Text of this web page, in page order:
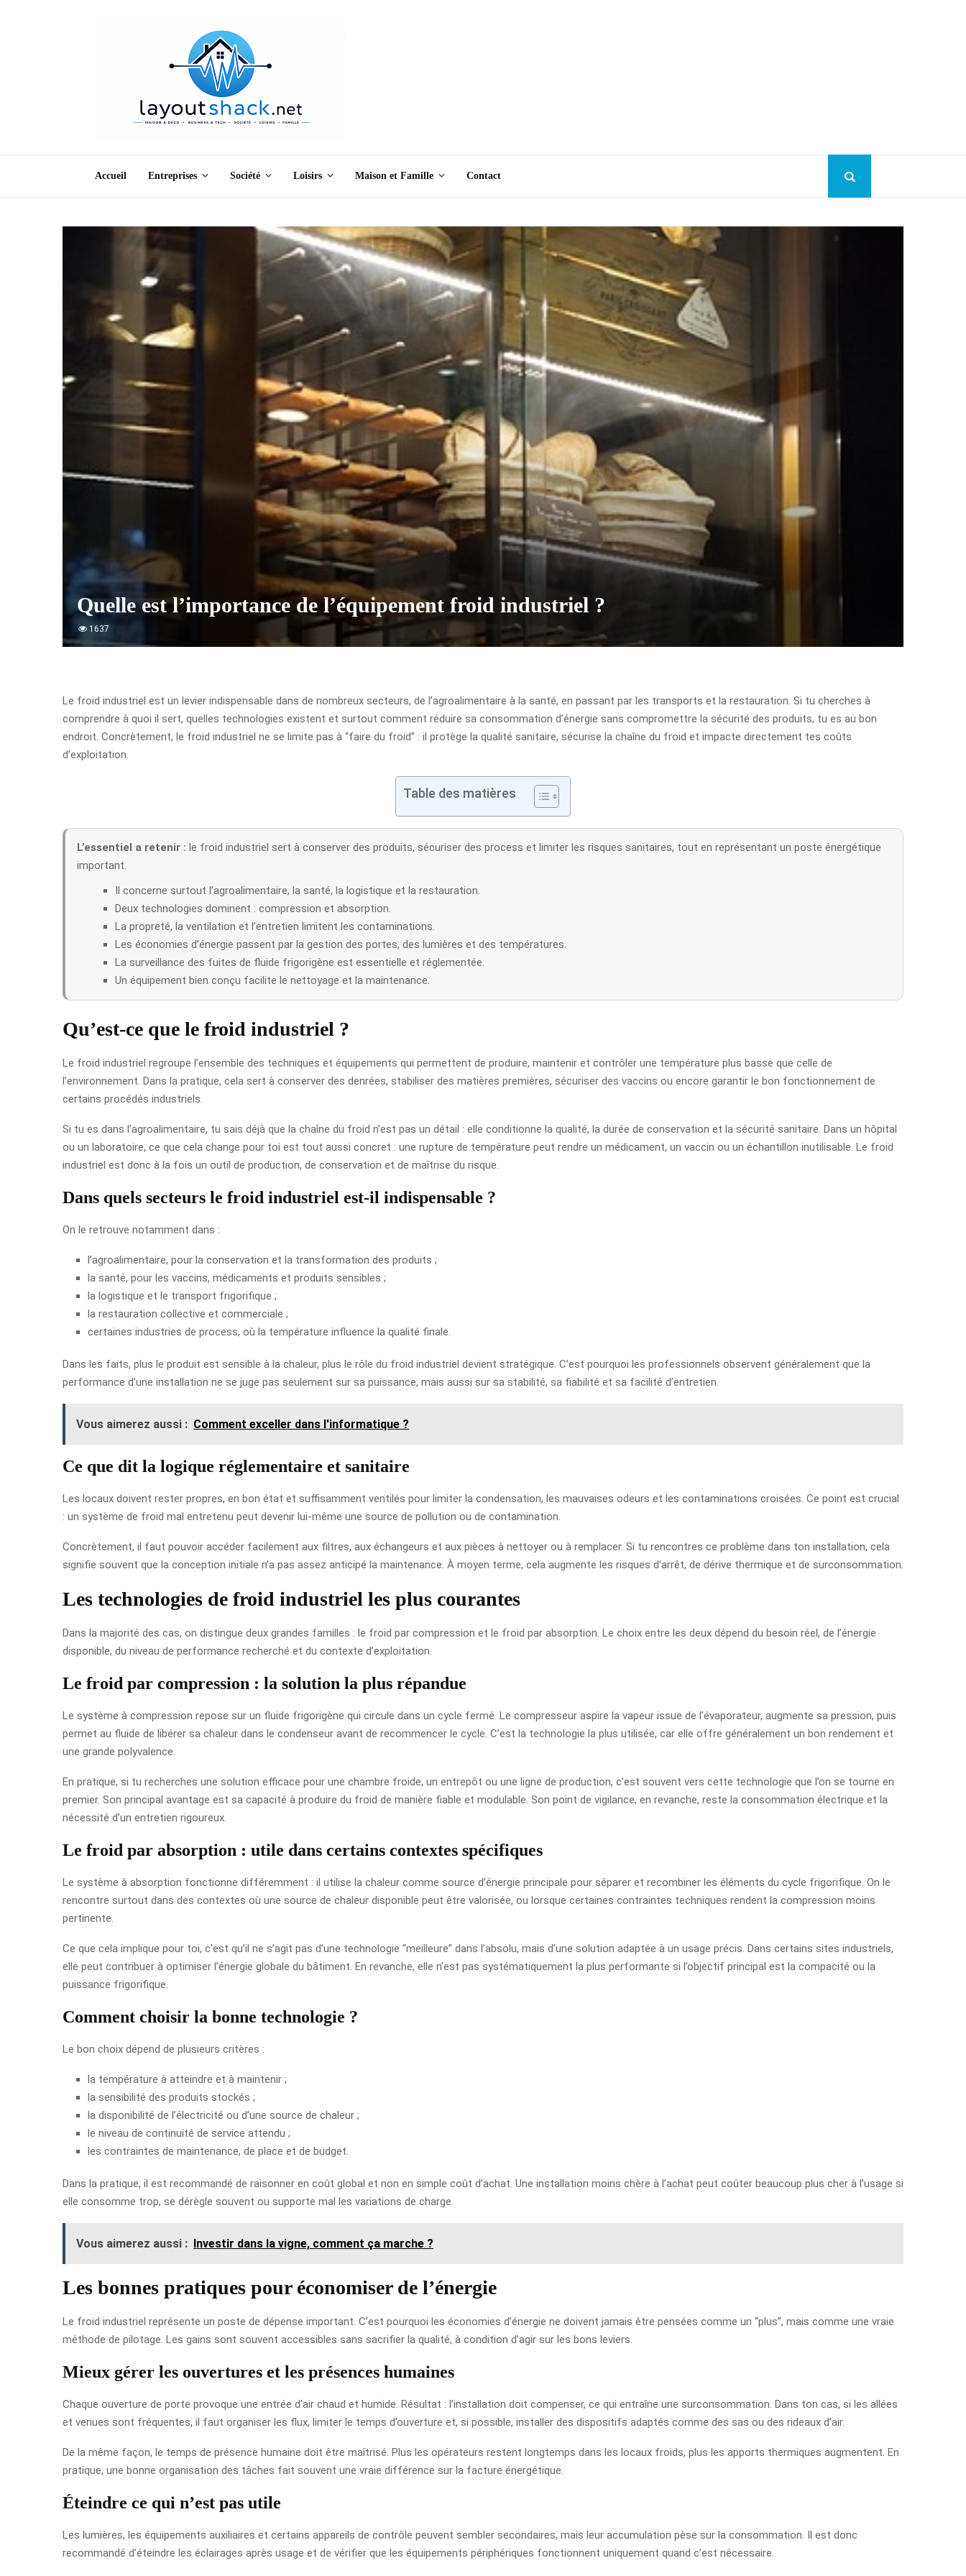
Accueil Entreprises Société Loisirs Maison et Famille Contact
Quelle est l’importance de l’équipement froid industriel ?
1637
Le froid industriel est un levier indispensable dans de nombreux secteurs, de l’agroalimentaire à la santé, en passant par les transports et la restauration. Si tu cherches à
comprendre à quoi il sert, quelles technologies existent et surtout comment réduire sa consommation d’énergie sans compromettre la sécurité des produits, tu es au bon
endroit. Concrètement, le froid industriel ne se limite pas à “faire du froid” : il protège la qualité sanitaire, sécurise la chaîne du froid et impacte directement tes coûts
d’exploitation.
Table des matières
L’essentiel a retenir : le froid industriel sert à conserver des produits, sécuriser des process et limiter les risques sanitaires, tout en représentant un poste énergétique
important.
Il concerne surtout l’agroalimentaire, la santé, la logistique et la restauration.
Deux technologies dominent : compression et absorption.
La propreté, la ventilation et l’entretien limitent les contaminations.
Les économies d’énergie passent par la gestion des portes, des lumières et des températures.
La surveillance des fuites de fluide frigorigène est essentielle et réglementée.
Un équipement bien conçu facilite le nettoyage et la maintenance.
Qu’est-ce que le froid industriel ?
Le froid industriel regroupe l’ensemble des techniques et équipements qui permettent de produire, maintenir et contrôler une température plus basse que celle de
l’environnement. Dans la pratique, cela sert à conserver des denrées, stabiliser des matières premières, sécuriser des vaccins ou encore garantir le bon fonctionnement de
certains procédés industriels.
Si tu es dans l’agroalimentaire, tu sais déjà que la chaîne du froid n’est pas un détail : elle conditionne la qualité, la durée de conservation et la sécurité sanitaire. Dans un hôpital
ou un laboratoire, ce que cela change pour toi est tout aussi concret : une rupture de température peut rendre un médicament, un vaccin ou un échantillon inutilisable. Le froid
industriel est donc à la fois un outil de production, de conservation et de maîtrise du risque.
Dans quels secteurs le froid industriel est-il indispensable ?
On le retrouve notamment dans :
l’agroalimentaire, pour la conservation et la transformation des produits ;
la santé, pour les vaccins, médicaments et produits sensibles ;
la logistique et le transport frigorifique ;
la restauration collective et commerciale ;
certaines industries de process, où la température influence la qualité finale.
Dans les faits, plus le produit est sensible à la chaleur, plus le rôle du froid industriel devient stratégique. C’est pourquoi les professionnels observent généralement que la
performance d’une installation ne se juge pas seulement sur sa puissance, mais aussi sur sa stabilité, sa fiabilité et sa facilité d’entretien.
Vous aimerez aussi : Comment exceller dans l'informatique ?
Ce que dit la logique réglementaire et sanitaire
Les locaux doivent rester propres, en bon état et suffisamment ventilés pour limiter la condensation, les mauvaises odeurs et les contaminations croisées. Ce point est crucial
: un système de froid mal entretenu peut devenir lui-même une source de pollution ou de contamination.
Concrètement, il faut pouvoir accéder facilement aux filtres, aux échangeurs et aux pièces à nettoyer ou à remplacer. Si tu rencontres ce problème dans ton installation, cela
signifie souvent que la conception initiale n’a pas assez anticipé la maintenance. À moyen terme, cela augmente les risques d’arrêt, de dérive thermique et de surconsommation.
Les technologies de froid industriel les plus courantes
Dans la majorité des cas, on distingue deux grandes familles : le froid par compression et le froid par absorption. Le choix entre les deux dépend du besoin réel, de l’énergie
disponible, du niveau de performance recherché et du contexte d’exploitation.
Le froid par compression : la solution la plus répandue
Le système à compression repose sur un fluide frigorigène qui circule dans un cycle fermé. Le compresseur aspire la vapeur issue de l’évaporateur, augmente sa pression, puis
permet au fluide de libérer sa chaleur dans le condenseur avant de recommencer le cycle. C’est la technologie la plus utilisée, car elle offre généralement un bon rendement et
une grande polyvalence.
En pratique, si tu recherches une solution efficace pour une chambre froide, un entrepôt ou une ligne de production, c’est souvent vers cette technologie que l’on se tourne en
premier. Son principal avantage est sa capacité à produire du froid de manière fiable et modulable. Son point de vigilance, en revanche, reste la consommation électrique et la
nécessité d’un entretien rigoureux.
Le froid par absorption : utile dans certains contextes spécifiques
Le système à absorption fonctionne différemment : il utilise la chaleur comme source d’énergie principale pour séparer et recombiner les éléments du cycle frigorifique. On le
rencontre surtout dans des contextes où une source de chaleur disponible peut être valorisée, ou lorsque certaines contraintes techniques rendent la compression moins
pertinente.
Ce que cela implique pour toi, c’est qu’il ne s’agit pas d’une technologie “meilleure” dans l’absolu, mais d’une solution adaptée à un usage précis. Dans certains sites industriels,
elle peut contribuer à optimiser l’énergie globale du bâtiment. En revanche, elle n’est pas systématiquement la plus performante si l’objectif principal est la compacité ou la
puissance frigorifique.
Comment choisir la bonne technologie ?
Le bon choix dépend de plusieurs critères :
la température à atteindre et à maintenir ;
la sensibilité des produits stockés ;
la disponibilité de l’électricité ou d’une source de chaleur ;
le niveau de continuité de service attendu ;
les contraintes de maintenance, de place et de budget.
Dans la pratique, il est recommandé de raisonner en coût global et non en simple coût d’achat. Une installation moins chère à l’achat peut coûter beaucoup plus cher à l’usage si
elle consomme trop, se dérègle souvent ou supporte mal les variations de charge.
Vous aimerez aussi : Investir dans la vigne, comment ça marche ?
Les bonnes pratiques pour économiser de l’énergie
Le froid industriel représente un poste de dépense important. C’est pourquoi les économies d’énergie ne doivent jamais être pensées comme un “plus”, mais comme une vraie
méthode de pilotage. Les gains sont souvent accessibles sans sacrifier la qualité, à condition d’agir sur les bons leviers.
Mieux gérer les ouvertures et les présences humaines
Chaque ouverture de porte provoque une entrée d’air chaud et humide. Résultat : l’installation doit compenser, ce qui entraîne une surconsommation. Dans ton cas, si les allées
et venues sont fréquentes, il faut organiser les flux, limiter le temps d’ouverture et, si possible, installer des dispositifs adaptés comme des sas ou des rideaux d’air.
De la même façon, le temps de présence humaine doit être maîtrisé. Plus les opérateurs restent longtemps dans les locaux froids, plus les apports thermiques augmentent. En
pratique, une bonne organisation des tâches fait souvent une vraie différence sur la facture énergétique.
Éteindre ce qui n’est pas utile
Les lumières, les équipements auxiliaires et certains appareils de contrôle peuvent sembler secondaires, mais leur accumulation pèse sur la consommation. Il est donc
recommandé d’éteindre les éclairages après usage et de vérifier que les équipements périphériques fonctionnent uniquement quand c’est nécessaire.